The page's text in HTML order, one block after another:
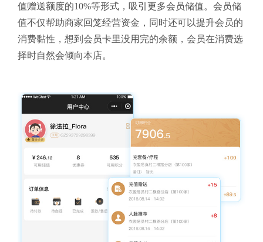
值赠送额度的10%等形式，吸引更多会员储值。会员储
值不仅帮助商家回笼经营资金，同时还可以提升会员的
消费黏性，想到会员卡里没用完的余额，会员在消费选
择时自然会倾向本店。